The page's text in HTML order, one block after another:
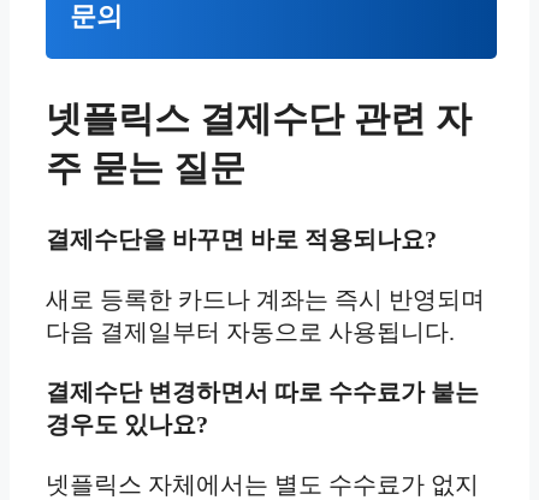
문의
넷플릭스 결제수단 관련 자
주 묻는 질문
결제수단을 바꾸면 바로 적용되나요?
새로 등록한 카드나 계좌는 즉시 반영되며
다음 결제일부터 자동으로 사용됩니다.
결제수단 변경하면서 따로 수수료가 붙는
경우도 있나요?
넷플릭스 자체에서는 별도 수수료가 없지